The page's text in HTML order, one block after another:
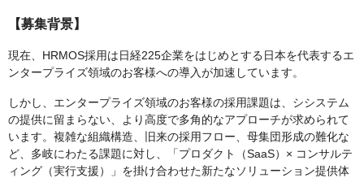
【募集背景】
現在、HRMOS採用は日経225企業をはじめとする日本を代表するエ
ンタープライズ領域のお客様への導入が加速しています。
しかし、エンタープライズ領域のお客様の採用課題は、シシステム
の提供に留まらない、より高度で多角的なアプローチが求められて
います。複雑な組織構造、旧来の採用フロー、母集団形成の難化な
ど、多岐にわたる課題に対し、「プロダクト（SaaS）× コンサルテ
ィング（実行支援）」を掛け合わせた新たなソリューション提供体